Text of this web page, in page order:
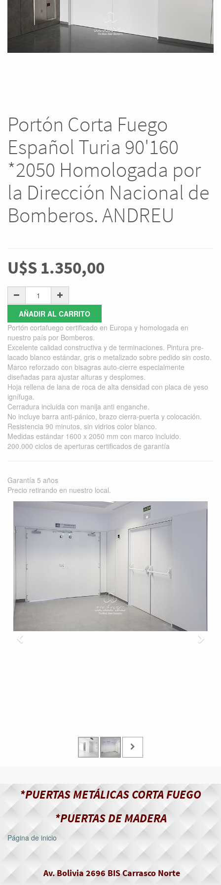
Portón Corta Fuego
Español Turia 90'160
*2050 Homologada por
la Dirección Nacional de
Bomberos. ANDREU
U$S 1.350,00
AÑADIR AL CARRITO
Portón cortafuego certificado en Europa y homologada en
nuestro país por Bomberos.
Excelente calidad constructiva y de terminaciones. Pintura pre-
lacado blanco estándar, gris o metalizado sobre pedido sin costo.
Marco reforzado con bisagras auto-cierre especialmente
diseñadas para ajustar alturas y desplomes.
Hoja rellena de lana de roca de alta densidad con placa de yeso
ignífuga.
Cerradura incluida con manija anti enganche.
No incluye barra anti-pánico, brazo cierra-puerta y colocación.
Resistencia 90 minutos, sin vidrios color blanco.
Medidas estándar 1600 x 2050 mm con marco incluido.
200.000 ciclos de aperturas certificados de garantía
Garantía 5 años
Precio retirando en nuestro local.
*PUERTAS METÁLICAS CORTA FUEGO
*PUERTAS DE MADERA
Página de inicio
Av. Bolivia 2696 BIS Carrasco Norte